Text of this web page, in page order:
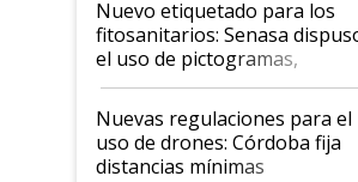
Nuevo etiquetado para los
fitosanitarios: Senasa
el uso de pictogramas,
palabras de advertencia e
indicaciones
Nuevas regulaciones para el
uso de drones: Córdoba fija
distancias mínimas